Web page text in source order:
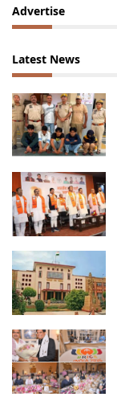
Advertise
Latest News